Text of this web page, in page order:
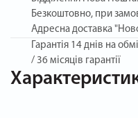
Безкоштовно, при
Адресна доставка
Гарантія 14 днів на
/ 36 місяців гарантії